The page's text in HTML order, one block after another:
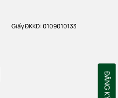
Giấy ĐKKD: 0109010133